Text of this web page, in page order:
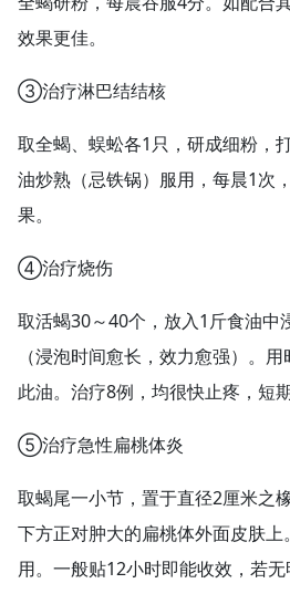
效果更佳。
③治疗淋巴结结核
取全蝎、蜈蚣各1只，研成细粉，
油炒熟（忌铁锅）服用，每晨1次
果。
④治疗烧伤
取活蝎30～40个，放入1斤食油中
（浸泡时间愈长，效力愈强）。
此油。治疗8例，均很快止疼，短
⑤治疗急性扁桃体炎
取蝎尾一小节，置于直径2厘米之
下方正对肿大的扁桃体外面皮肤
用。一般贴12小时即能收效，若